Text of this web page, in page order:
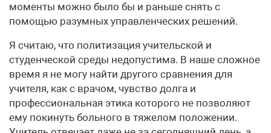
моменты можно было бы и раньше снять с
помощью разумных управленческих решений.
Я считаю, что политизация учительской и
студенческой среды недопустима. В наше сложное
время я не могу найти другого сравнения для
учителя, как с врачом, чувство долга и
профессиональная этика которого не позволяют
ему покинуть больного в тяжелом положении.